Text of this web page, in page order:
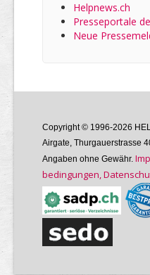
Helpnews.ch
Presseportale
Neue
Copyright © 1996-2026
Airgate, Thurgauer­strasse
Angaben ohne Gewähr.
bedin­gungen,